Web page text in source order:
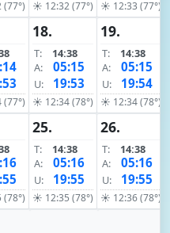
☀ 12:32 (77°) ☀ 12:33 (77°)
18.
T:
14:38
A:
05:15
U: 19:53
☀ 12:34 (78°)
19.
T:
14:38
A:
05:15
U: 19:54
☀ 12:34 (78°)
25.
T:
14:38
A:
05:16
U: 19:55
☀ 12:35 (78°)
26.
T:
14:38
A:
05:16
U: 19:55
☀ 12:36 (78°)